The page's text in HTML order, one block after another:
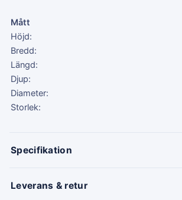
Mått
Höjd:
Bredd:
Längd:
Djup:
Diameter:
Storlek:
Specifikation
Leverans & retur